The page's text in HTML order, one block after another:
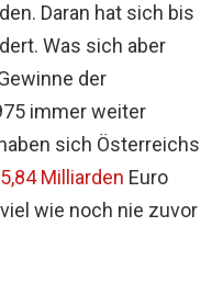
Daran hat sich bis
Was sich aber
der
immer weiter
sich Österreichs
5,84 Milliarden Euro
wie noch nie zuvor